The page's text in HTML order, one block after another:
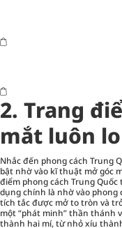
2. Trang
mắt luôn
Nhắc đến phong cách Trung
bật nhờ vào kĩ thuật mở góc
điểm phong cách Trung
dụng chính là nhờ vào
tích tắc được mở to tròn và
một “phát minh” thần thánh
thành hai mí, từ nhỏ xíu